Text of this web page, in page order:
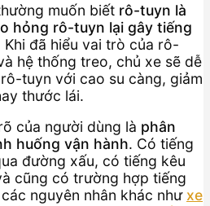
muốn biết rô-tuyn là
hỏng rô-tuyn lại gây tiếng
Khi đã hiểu vai trò của rô-
hệ thống treo, chủ xe sẽ dễ
tuyn với cao su càng, giảm
thước lái.
của người dùng là phân
huống vận hành. Có tiếng
đường xấu, có tiếng kêu
cũng có trường hợp tiếng
nguyên nhân khác nhưxe